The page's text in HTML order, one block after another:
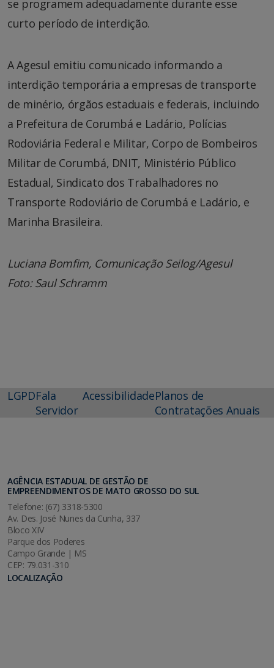
se programem adequadamente durante esse
curto período de interdição.
A Agesul emitiu comunicado informando a
interdição temporária a empresas de transporte
de minério, órgãos estaduais e federais, incluindo
a Prefeitura de Corumbá e Ladário, Polícias
Rodoviária Federal e Militar, Corpo de Bombeiros
Militar de Corumbá, DNIT, Ministério Público
Estadual, Sindicato dos Trabalhadores no
Transporte Rodoviário de Corumbá e Ladário, e
Marinha Brasileira.
Luciana Bomfim, Comunicação Seilog/Agesul
Foto: Saul Schramm
LGPDFala
Servidor
AcessibilidadePlanos de
Contratações Anuais
AGÊNCIA ESTADUAL DE GESTÃO DE
EMPREENDIMENTOS DE MATO GROSSO DO SUL
Telefone: (67) 3318-5300
Av. Des. José Nunes da Cunha, 337
Bloco XIV
Parque dos Poderes
Campo Grande | MS
CEP: 79.031-310
LOCALIZAÇÃO